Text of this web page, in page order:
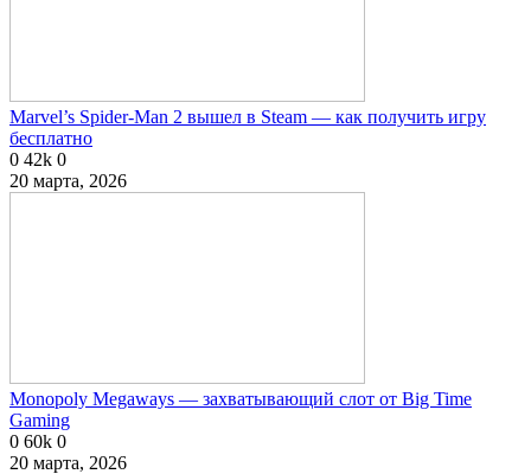
Marvel’s Spider-Man 2 вышел в Steam — как получить игру
бесплатно
0 42k 0
20 марта, 2026
Monopoly Megaways — захватывающий слот от Big Time
Gaming
0 60k 0
20 марта, 2026